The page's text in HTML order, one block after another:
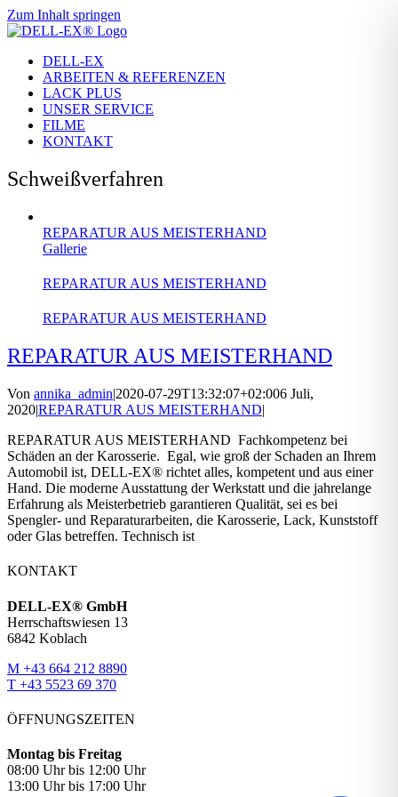
Zum Inhalt springen
DELL-EX
ARBEITEN & REFERENZEN
LACK PLUS
UNSER SERVICE
FILME
KONTAKT
Schweißverfahren
REPARATUR AUS MEISTERHAND
Gallerie
REPARATUR AUS MEISTERHAND
REPARATUR AUS MEISTERHAND
REPARATUR AUS MEISTERHAND
Von annika_admin|2020-07-29T13:32:07+02:006 Juli,
2020|REPARATUR AUS MEISTERHAND|
REPARATUR AUS MEISTERHAND Fachkompetenz bei
Schäden an der Karosserie. Egal, wie groß der Schaden an Ihrem
Automobil ist, DELL-EX® richtet alles, kompetent und aus einer
Hand. Die moderne Ausstattung der Werkstatt und die jahrelange
Erfahrung als Meisterbetrieb garantieren Qualität, sei es bei
Spengler- und Reparaturarbeiten, die Karosserie, Lack, Kunststoff
oder Glas betreffen. Technisch ist
KONTAKT
DELL-EX® GmbH
Herrschaftswiesen 13
6842 Koblach
M +43 664 212 8890
T +43 5523 69 370
ÖFFNUNGSZEITEN
Montag bis Freitag
08:00 Uhr bis 12:00 Uhr
13:00 Uhr bis 17:00 Uhr